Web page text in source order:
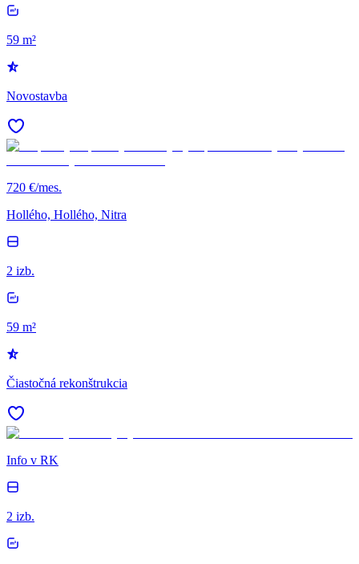
59 m²
Novostavba
720 €/mes.
Hollého, Hollého, Nitra
2 izb.
59 m²
Čiastočná rekonštrukcia
Info v RK
2 izb.